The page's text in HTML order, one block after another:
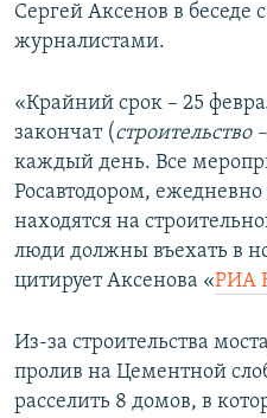
Сергей Аксенов в
журналистами.
«Крайний срок – 25
закончат (строительство
каждый день. Все
Росавтодором,
находятся на
люди должны въехать в
цитирует Аксенова «РИА
Из-за строительства
пролив на Цементной
расселить 8 домов, в